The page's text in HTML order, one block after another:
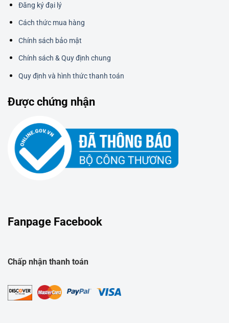
Đăng ký đại lý
Cách thức mua hàng
Chính sách bảo mật
Chính sách & Quy định chung
Quy định và hình thức thanh toán
Được chứng nhận
Fanpage Facebook
Chấp nhận thanh toán